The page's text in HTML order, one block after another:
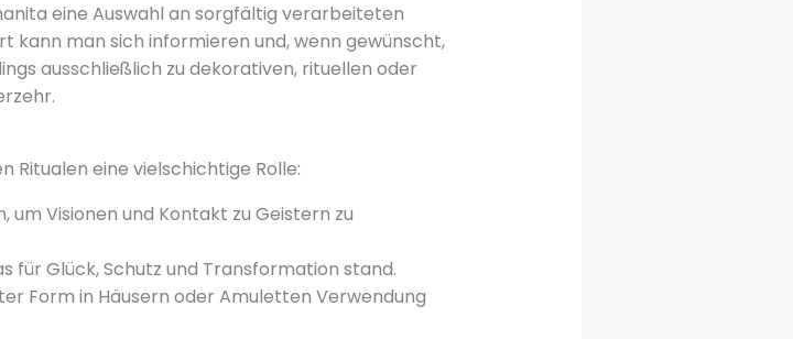
eine Auswahl an sorgfältig verarbeiteten
kann man sich informieren und, wenn gewünscht,
ausschließlich zu dekorativen, rituellen oder
Ritualen eine vielschichtige Rolle:
um Visionen und Kontakt zu Geistern zu
für Glück, Schutz und Transformation stand.
Form in Häusern oder Amuletten Verwendung